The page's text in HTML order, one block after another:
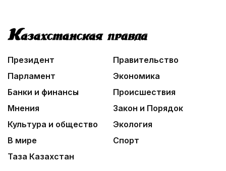
Президент
Правительство
Парламент
Экономика
Банки и финансы
Происшествия
Мнения
Закон и Порядок
Культура и общество
Экология
В мире
Спорт
Таза Казахстан